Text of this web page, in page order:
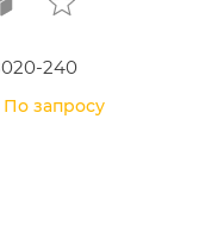
240
По запросу